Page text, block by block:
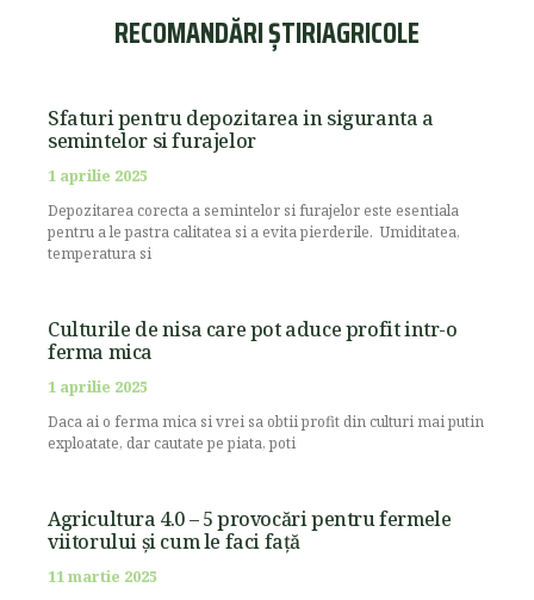
RECOMANDĂRI ȘTIRIAGRICOLE
Sfaturi pentru depozitarea in siguranta a
semintelor si furajelor
1 aprilie 2025
Depozitarea corecta a semintelor si furajelor este esentiala
pentru a le pastra calitatea si a evita pierderile. Umiditatea,
temperatura si
Culturile de nisa care pot aduce profit intr-o
ferma mica
1 aprilie 2025
Daca ai o ferma mica si vrei sa obtii profit din culturi mai putin
exploatate, dar cautate pe piata, poti
Agricultura 4.0 – 5 provocări pentru fermele
viitorului și cum le faci față
11 martie 2025